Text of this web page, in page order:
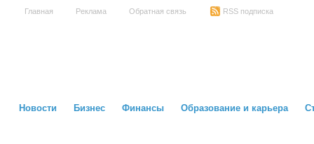
Главная Реклама Обратная связь RSS подписка
Новости Бизнес Финансы Образование и карьера